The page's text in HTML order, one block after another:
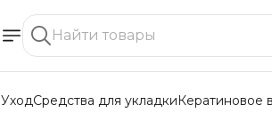
УходСредства для укладкиКератиновое